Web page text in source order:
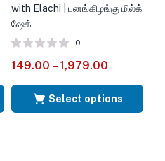
with Elachi | பனங்கிழங்கு மில்க்
ஷேக்
0
149.00 – 1,979.00
Select options